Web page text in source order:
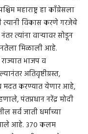
महाराष्ट्र हा काँग्रेसला
त्यानी विकास करणे गरजेचे
त्यांना वाऱ्यावर सोडून
मिळाली आहे.
भाजप व
अतिवृष्टीग्रस्त,
मदत करण्यात येणार आहे,
पंतप्रधान नरेंद्र मोदी
सर्व जाती धर्माच्या
आले आहे. ३७० कलम